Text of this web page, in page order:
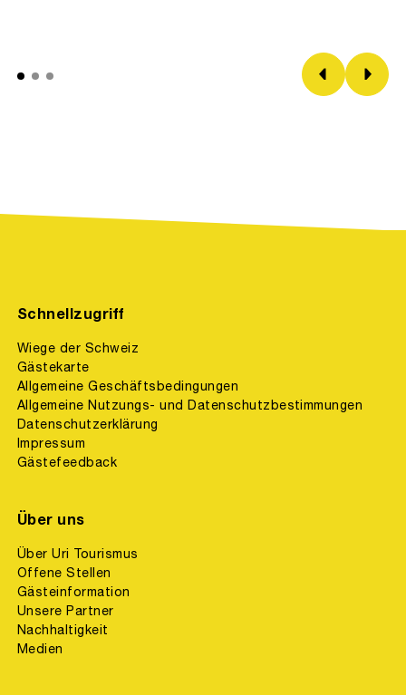
Schnellzugriff
Wiege der Schweiz
Gästekarte
Allgemeine Geschäftsbedingungen
Allgemeine Nutzungs- und Datenschutzbestimmungen
Datenschutzerklärung
Impressum
Gästefeedback
Über uns
Über Uri Tourismus
Offene Stellen
Gästeinformation
Unsere Partner
Nachhaltigkeit
Medien